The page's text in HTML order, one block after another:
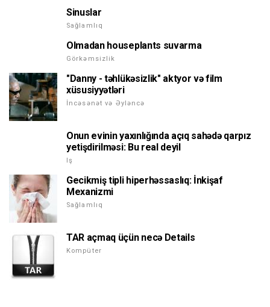
Sinuslar
Sağlamlıq
Olmadan houseplants suvarma
Görkəmsizlik
"Danny - təhlükəsizlik" aktyor və film
xüsusiyyətləri
İncəsənət və Əyləncə
Onun evinin yaxınlığında açıq sahədə qarpız
yetişdirilməsi: Bu real deyil
Iş
Gecikmiş tipli hiperhəssaslıq: İnkişaf
Mexanizmi
Sağlamlıq
TAR açmaq üçün necə Details
Kompüter